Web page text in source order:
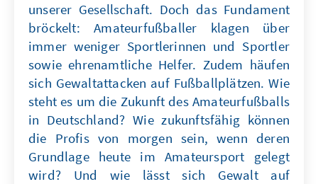
unserer Gesellschaft. Doch das Fundament
bröckelt: Amateurfußballer klagen über
immer weniger Sportlerinnen und Sportler
sowie ehrenamtliche Helfer. Zudem häufen
sich Gewaltattacken auf Fußballplätzen. Wie
steht es um die Zukunft des Amateurfußballs
in Deutschland? Wie zukunftsfähig können
die Profis von morgen sein, wenn deren
Grundlage heute im Amateursport gelegt
wird? Und wie lässt sich Gewalt auf